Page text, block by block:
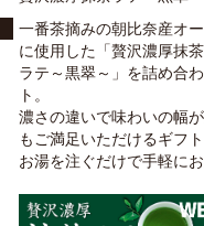
一番茶摘みの朝比奈産オ
に使用した「贅沢濃厚抹
ラテ～黒翠～」を詰め合
ト。
濃さの違いで味わいの幅
もご満足いただけるギフト
お湯を注ぐだけで手軽に